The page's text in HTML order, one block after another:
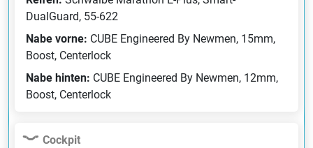
DualGuard, 55-622
Nabe vorne: CUBE Engineered By Newmen, 15mm,
Boost, Centerlock
Nabe hinten: CUBE Engineered By Newmen, 12mm,
Boost, Centerlock
Cockpit